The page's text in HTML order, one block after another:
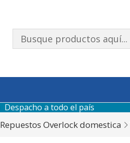
Despacho a todo el país
Repuestos Overlock domestica